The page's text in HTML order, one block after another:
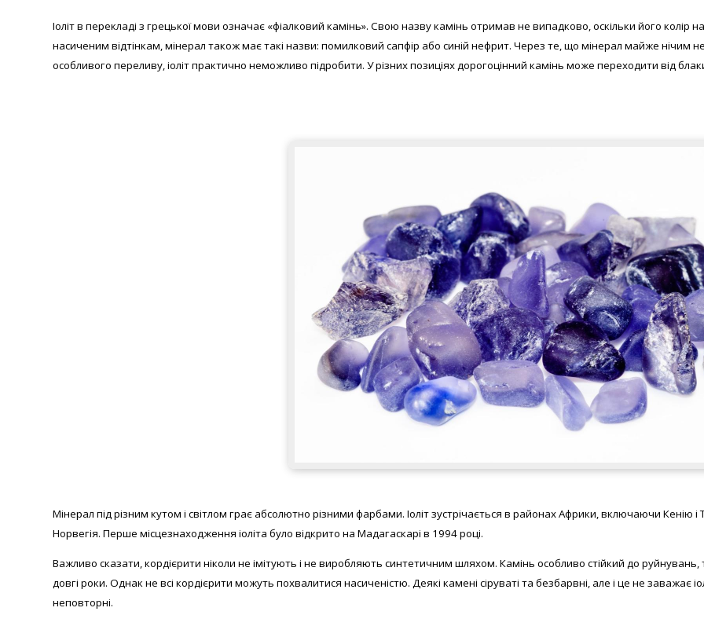
Іоліт в перекладі з грецької мови означає «фіалковий камінь». Свою назву камінь отримав не випадково, оскільки його колір
насиченим відтінкам, мінерал також має такі назви: помилковий сапфір або синій нефрит. Через те, що мінерал майже нічим не
особливого переливу, іоліт практично неможливо підробити. У різних позиціях дорогоцінний камінь може переходити від
Мінерал під різним кутом і світлом грає абсолютно різними фарбами. Іоліт зустрічається в районах Африки, включаючи Кенію
Норвегія. Перше місцезнаходження іоліта було відкрито на Мадагаскарі в 1994 році.
Важливо сказати, кордієрити ніколи не імітують і не виробляють синтетичним шляхом. Камінь особливо стійкий до
довгі роки. Однак не всі кордієрити можуть похвалитися насиченістю. Деякі камені сіруваті та безбарвні, але і це не
неповторні.